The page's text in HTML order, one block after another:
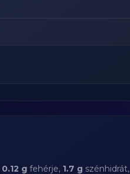
0.12 g fehérje, 1.7 g szénhidrát,